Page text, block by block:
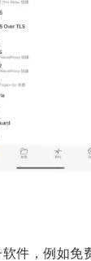
，例如免